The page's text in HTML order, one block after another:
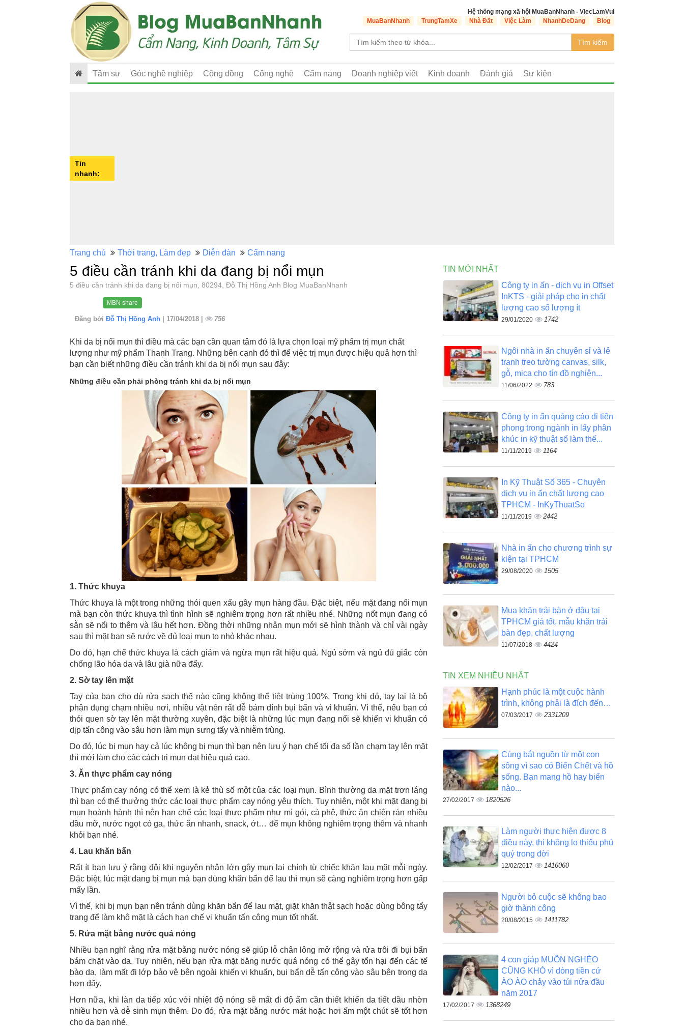
Hệ thống mạng xã hội MuaBanNhanh - ViecLamVui
MuaBanNhanh
TrungTamXe Nhà Đất Việc Làm NhanhDeDang Blog
Tìm kiếm
Tâm sự Góc nghề nghiệp Cộng đồng Công nghệ Cẩm nang Doanh nghiệp viết Kinh doanh Đánh giá Sự kiện
Tin
nhanh:
Trang chủ Thời trang, Làm đẹp Diễn đàn Cẩm nang
5 điều cần tránh khi da đang bị nổi mụn
5 điều cần tránh khi da đang bị nổi mụn, 80294, Đỗ Thị Hồng Anh Blog MuaBanNhanh
MBN share
Đăng bởi Đỗ Thị Hồng Anh | 17/04/2018 | 756
Khi da bị nổi mụn thì điều mà các bạn cần quan tâm đó là lựa chọn loại mỹ phẩm trị mụn chất
lượng như mỹ phẩm Thanh Trang. Những bên cạnh đó thì để việc trị mụn được hiệu quả hơn thì
bạn cần biết những điều cần tránh khi da bị nổi mụn sau đây:
Những điều cần phải phòng tránh khi da bị nổi mụn
1. Thức khuya
Thức khuya là một trong những thói quen xấu gây mụn hàng đầu. Đặc biệt, nếu mặt đang nổi mụn
mà bạn còn thức khuya thì tình hình sẽ nghiêm trọng hơn rất nhiều nhé. Những nốt mụn đang có
sẵn sẽ nổi to thêm và lâu hết hơn. Đồng thời những nhân mụn mới sẽ hình thành và chỉ vài ngày
sau thì mặt bạn sẽ rước về đủ loại mụn to nhỏ khác nhau.
Do đó, hạn chế thức khuya là cách giảm và ngừa mụn rất hiệu quả. Ngủ sớm và ngủ đủ giấc còn
chống lão hóa da và lâu già nữa đấy.
2. Sờ tay lên mặt
Tay của bạn cho dù rửa sạch thế nào cũng không thể tiệt trùng 100%. Trong khi đó, tay lại là bộ
phận đụng chạm nhiều nơi, nhiều vật nên rất dễ bám dính bụi bẩn và vi khuẩn. Vì thế, nếu bạn có
thói quen sờ tay lên mặt thường xuyên, đặc biệt là những lúc mụn đang nổi sẽ khiến vi khuẩn có
dịp tấn công vào sâu hơn làm mụn sưng tấy và nhiễm trùng.
Do đó, lúc bị mụn hay cả lúc không bị mụn thì bạn nên lưu ý hạn chế tối đa số lần chạm tay lên mặt
thì mới làm cho các cách trị mụn đạt hiệu quả cao.
3. Ăn thực phẩm cay nóng
Thực phẩm cay nóng có thể xem là kẻ thù số một của các loại mụn. Bình thường da mặt trơn láng
thì bạn có thể thưởng thức các loại thực phẩm cay nóng yêu thích. Tuy nhiên, một khi mặt đang bị
mụn hoành hành thì nên hạn chế các loại thực phẩm như mì gói, cà phê, thức ăn chiên rán nhiều
dầu mỡ, nước ngọt có ga, thức ăn nhanh, snack, ớt… để mụn không nghiêm trọng thêm và nhanh
khỏi bạn nhé.
4. Lau khăn bẩn
Rất ít bạn lưu ý rằng đôi khi nguyên nhân lớn gây mụn lại chính từ chiếc khăn lau mặt mỗi ngày.
Đặc biệt, lúc mặt đang bị mụn mà bạn dùng khăn bẩn để lau thì mụn sẽ càng nghiêm trọng hơn gấp
mấy lần.
Vì thế, khi bị mụn bạn nên tránh dùng khăn bẩn để lau mặt, giặt khăn thật sạch hoặc dùng bông tẩy
trang để làm khô mặt là cách hạn chế vi khuẩn tấn công mụn tốt nhất.
5. Rửa mặt bằng nước quá nóng
Nhiều bạn nghĩ rằng rửa mặt bằng nước nóng sẽ giúp lỗ chân lông mở rộng và rửa trôi đi bụi bẩn
bám chặt vào da. Tuy nhiên, nếu bạn rửa mặt bằng nước quá nóng có thể gây tổn hại đến các tế
bào da, làm mất đi lớp bảo vệ bên ngoài khiến vi khuẩn, bụi bẩn dễ tấn công vào sâu bên trong da
hơn đấy.
Hơn nữa, khi làn da tiếp xúc với nhiệt độ nóng sẽ mất đi độ ẩm cần thiết khiến da tiết dầu nhờn
nhiều hơn và dễ sinh mụn thêm. Do đó, rửa mặt bằng nước mát hoặc hơi ấm một chút sẽ tốt hơn
cho da bạn nhé.
TIN MỚI NHẤT
Công ty in ấn - dịch vụ in Offset
InKTS - giải pháp cho in chất
lượng cao số lượng ít
29/01/2020 1742
Ngôi nhà in ấn chuyên sỉ và lẻ
tranh treo tường canvas, silk,
gỗ, mica cho tín đồ nghiện...
11/06/2022 783
Công ty in ấn quảng cáo đi tiên
phong trong ngành in lấy phân
khúc in kỹ thuật số làm thế...
11/11/2019 1164
In Kỹ Thuật Số 365 - Chuyên
dịch vụ in ấn chất lượng cao
TPHCM - InKyThuatSo
11/11/2019 2442
Nhà in ấn cho chương trình sự
kiện tại TPHCM
29/08/2020 1505
Mua khăn trải bàn ở đâu tại
TPHCM giá tốt, mẫu khăn trải
bàn đẹp, chất lượng
11/07/2018 4424
TIN XEM NHIỀU NHẤT
Hạnh phúc là một cuộc hành
trình, không phải là đích đến…
07/03/2017 2331209
Cùng bắt nguồn từ một con
sông vì sao có Biển Chết và hồ
sống. Bạn mang hồ hay biển
nào...
27/02/2017 1820526
Làm người thực hiện được 8
điều này, thì không lo thiếu phú
quý trong đời
12/02/2017 1416060
Người bỏ cuộc sẽ không bao
giờ thành công
20/08/2015 1411782
4 con giáp MUỐN NGHÈO
CŨNG KHÓ vì dòng tiền cứ
ÀO ÀO chảy vào túi nửa đầu
năm 2017
17/02/2017 1368249